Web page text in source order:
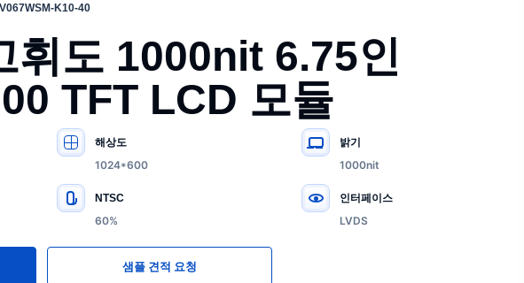
K10-40
휘도 1000nit 6.75인
TFT LCD 모듈
해상도
1024*600
밝기
1000nit
NTSC
60%
인터페이스
LVDS
샘플 견적 요청